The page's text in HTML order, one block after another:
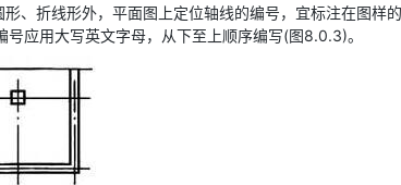
、折线形外，平面图上定位轴线的编号，宜标注在图样
应用大写英文字母，从下至上顺序编写(图8.0.3)。